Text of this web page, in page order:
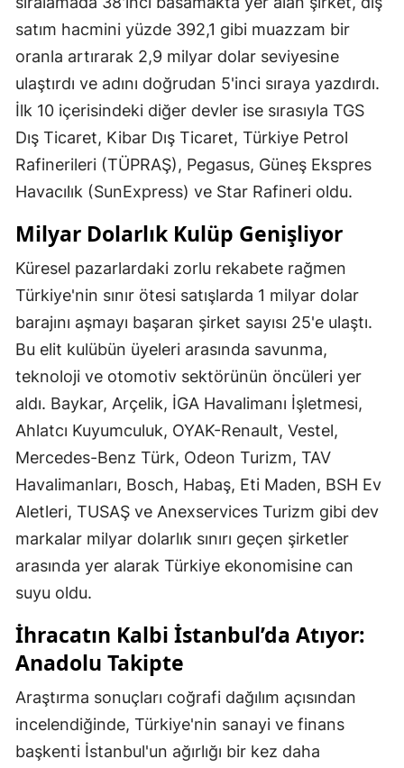
satım hacmini yüzde 392,1 gibi muazzam bir
oranla artırarak 2,9 milyar dolar seviyesine
ulaştırdı ve adını doğrudan 5'inci sıraya yazdırdı.
İlk 10 içerisindeki diğer devler ise sırasıyla TGS
Dış Ticaret, Kibar Dış Ticaret, Türkiye Petrol
Rafinerileri (TÜPRAŞ), Pegasus, Güneş Ekspres
Havacılık (SunExpress) ve Star Rafineri oldu.
Milyar Dolarlık Kulüp Genişliyor
Küresel pazarlardaki zorlu rekabete rağmen
Türkiye'nin sınır ötesi satışlarda 1 milyar dolar
barajını aşmayı başaran şirket sayısı 25'e ulaştı.
Bu elit kulübün üyeleri arasında savunma,
teknoloji ve otomotiv sektörünün öncüleri yer
aldı. Baykar, Arçelik, İGA Havalimanı İşletmesi,
Ahlatcı Kuyumculuk, OYAK-Renault, Vestel,
Mercedes-Benz Türk, Odeon Turizm, TAV
Havalimanları, Bosch, Habaş, Eti Maden, BSH Ev
Aletleri, TUSAŞ ve Anexservices Turizm gibi dev
markalar milyar dolarlık sınırı geçen şirketler
arasında yer alarak Türkiye ekonomisine can
suyu oldu.
İhracatın Kalbi İstanbul’da Atıyor:
Anadolu Takipte
Araştırma sonuçları coğrafi dağılım açısından
incelendiğinde, Türkiye'nin sanayi ve finans
başkenti İstanbul'un ağırlığı bir kez daha